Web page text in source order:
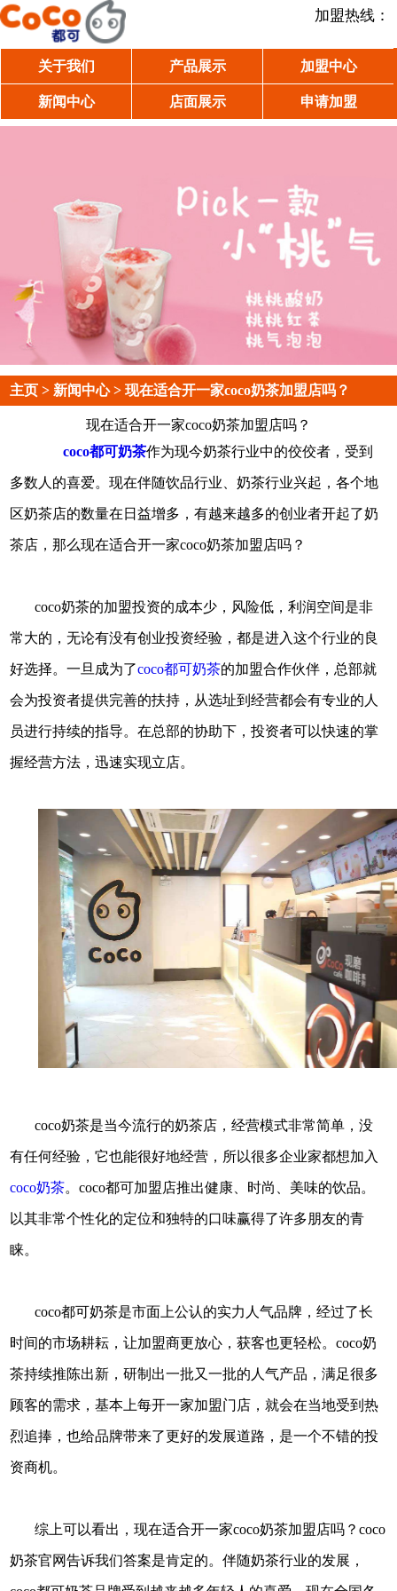
加盟热线：
关于我们 产品展示 加盟中心
新闻中心 店面展示 申请加盟
主页 > 新闻中心> 现在适合开一家coco奶茶加盟店吗？
现在适合开一家coco奶茶加盟店吗？
coco都可奶茶作为现今奶茶行业中的佼佼者，受到
多数人的喜爱。现在伴随饮品行业、奶茶行业兴起，各个地
区奶茶店的数量在日益增多，有越来越多的创业者开起了奶
茶店，那么现在适合开一家coco奶茶加盟店吗？
coco奶茶的加盟投资的成本少，风险低，利润空间是非
常大的，无论有没有创业投资经验，都是进入这个行业的良
好选择。一旦成为了coco都可奶茶的加盟合作伙伴，总部就
会为投资者提供完善的扶持，从选址到经营都会有专业的人
员进行持续的指导。在总部的协助下，投资者可以快速的掌
握经营方法，迅速实现立店。
coco奶茶是当今流行的奶茶店，经营模式非常简单，没
有任何经验，它也能很好地经营，所以很多企业家都想加入
coco奶茶。coco都可加盟店推出健康、时尚、美味的饮品。
以其非常个性化的定位和独特的口味赢得了许多朋友的青
睐。
coco都可奶茶是市面上公认的实力人气品牌，经过了长
时间的市场耕耘，让加盟商更放心，获客也更轻松。coco奶
茶持续推陈出新，研制出一批又一批的人气产品，满足很多
顾客的需求，基本上每开一家加盟门店，就会在当地受到热
烈追捧，也给品牌带来了更好的发展道路，是一个不错的投
资商机。
综上可以看出，现在适合开一家coco奶茶加盟店吗？coco
奶茶官网告诉我们答案是肯定的。伴随奶茶行业的发展，